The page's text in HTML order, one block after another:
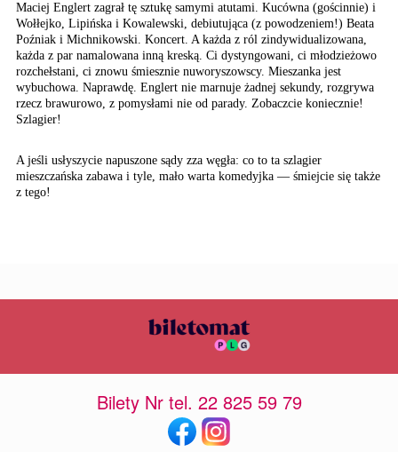
Maciej Englert zagrał tę sztukę samymi atutami. Kucówna (gościnnie) i
Wołłejko, Lipińska i Kowa­lewski, debiutująca (z powodzeniem!) Beata
Poźniak i Michnikowski. Koncert. A każda z ról zindywidualizowana,
każda z par namalowana inną kreską. Ci dystyngowani, ci młodzieżowo
rozchełstani, ci znowu śmiesznie nuworyszowscy. Mie­szanka jest
wybuchowa. Naprawdę. Englert nie marnuje żadnej sekundy, rozgrywa
rzecz brawurowo, z pomy­słami nie od parady. Zobaczcie ko­niecznie!
Szlagier!
A jeśli usłyszycie napuszone sądy zza węgła: co to ta szlagier
mieszczańska zabawa i tyle, mało warta komedyjka — śmiejcie się także
z tego!
Bilety Nr tel. 22 825 59 79